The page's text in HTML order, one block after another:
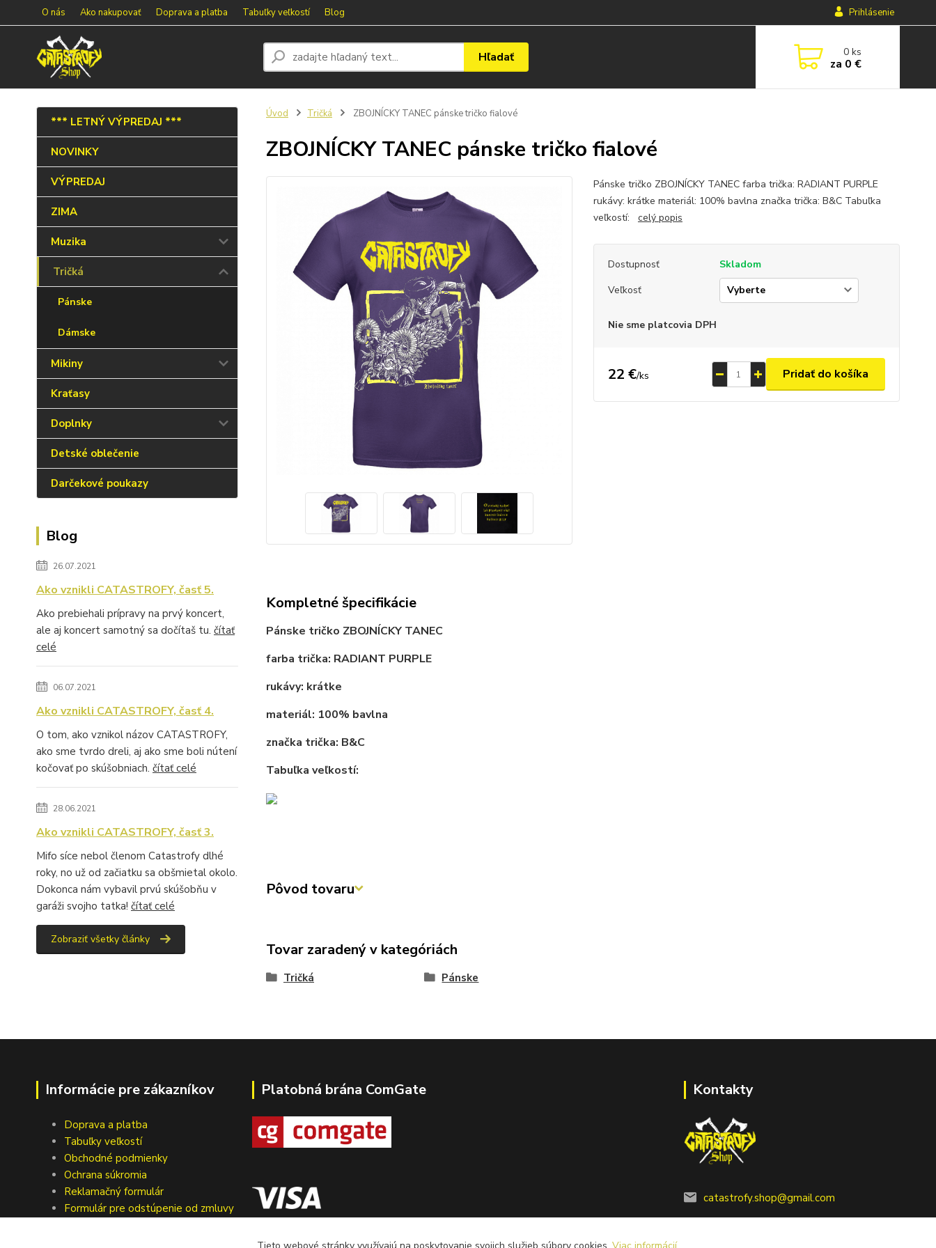
O nás Ako nakupovať Doprava a platba Tabuľky veľkostí Blog Prihlásenie
Hľadať 0ks
za 0 €
*** LETNÝ VÝPREDAJ ***
NOVINKY
VÝPREDAJ
ZIMA
Muzika
Tričká
Pánske
Dámske
Mikiny
Kraťasy
Doplnky
Detské oblečenie
Darčekové poukazy
Blog
26.07.2021
Ako vznikli CATASTROFY, časť 5.
Ako prebiehali prípravy na prvý koncert,
ale aj koncert samotný sa dočítaš tu. čítať
celé
06.07.2021
Ako vznikli CATASTROFY, časť 4.
O tom, ako vznikol názov CATASTROFY,
ako sme tvrdo dreli, aj ako sme boli nútení
kočovať po skúšobniach. čítať celé
28.06.2021
Ako vznikli CATASTROFY, časť 3.
Mifo síce nebol členom Catastrofy dlhé
roky, no už od začiatku sa obšmietal okolo.
Dokonca nám vybavil prvú skúšobňu v
garáži svojho tatka! čítať celé
Zobraziť všetky články
Úvod Tričká ZBOJNÍCKY TANEC pánske tričko fialové
ZBOJNÍCKY TANEC pánske tričko fialové
Pánske tričko ZBOJNÍCKY TANEC farba trička: RADIANT PURPLE
rukávy: krátke materiál: 100% bavlna značka trička: B&C Tabuľka
veľkostí: celý popis
Dostupnosť
Skladom
Veľkosť
Nie sme platcovia DPH
22 €/ks Pridať do košíka
Kompletné špecifikácie
Pánske tričko ZBOJNÍCKY TANEC
farba trička: RADIANT PURPLE
rukávy: krátke
materiál: 100% bavlna
značka trička: B&C
Tabuľka veľkostí:
Pôvod tovaru
Tovar zaradený v kategóriách
Tričká Pánske
Informácie pre zákazníkov
Doprava a platba
Tabuľky veľkostí
Obchodné podmienky
Ochrana súkromia
Reklamačný formulár
Formulár pre odstúpenie od zmluvy
Platobná brána ComGate Kontakty
catastrofy.shop@gmail.com